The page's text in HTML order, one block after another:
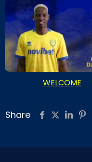
WELCOME
Share